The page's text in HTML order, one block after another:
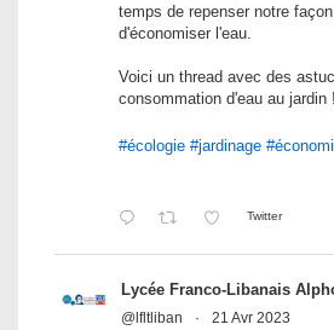
temps de repenser notre
d'économiser l'eau.
Voici un thread avec des
consommation d'eau au jardin
#écologie #jardinage
Twitter
Lycée Franco-Libanais
@lfltliban · 21 Avr 2023